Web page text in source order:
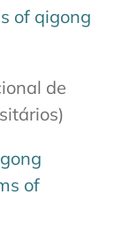
of qigong
de
of